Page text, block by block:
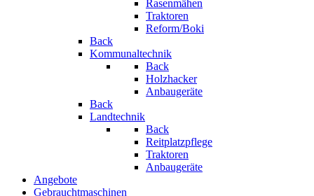
Rasenmähen
Traktoren
Reform/Boki
Back
Kommunaltechnik
Back
Holzhacker
Anbaugeräte
Back
Landtechnik
Back
Reitplatzpflege
Traktoren
Anbaugeräte
Angebote
Gebrauchtmaschinen